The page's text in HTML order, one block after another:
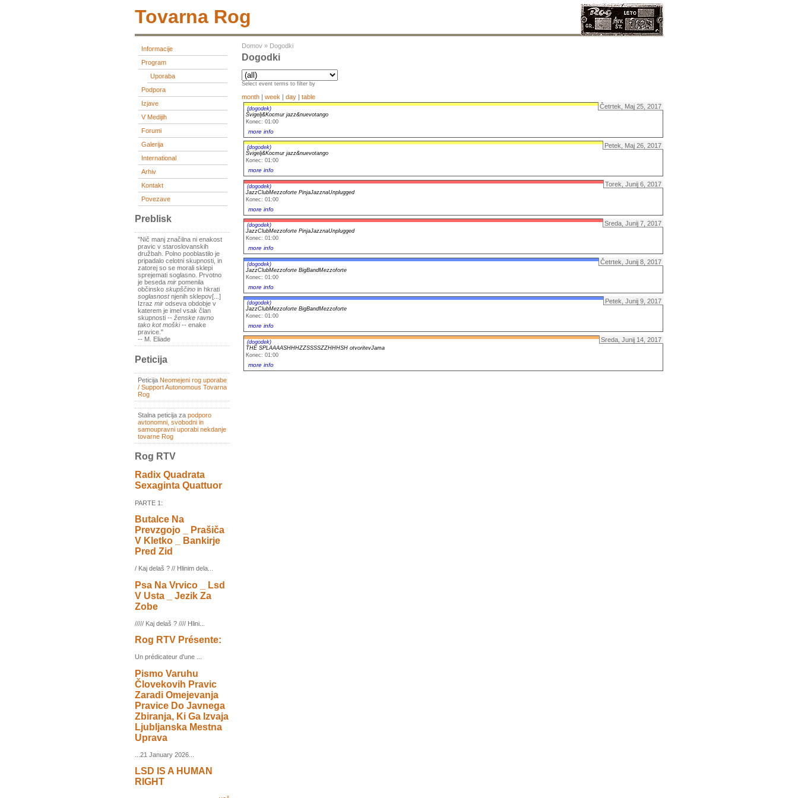
Tovarna Rog
Informacije
Program
Uporaba
Podpora
Izjave
V Medijih
Forumi
Galerija
International
Arhiv
Kontakt
Povezave
Preblisk
"Nič manj značilna ni enakost
pravic v staroslovanskih
družbah. Polno pooblastilo je
pripadalo celotni skupnosti, in
zatorej so se morali sklepi
sprejemati soglasno. Prvotno
je beseda mir pomenila
občinsko skupščino in hkrati
soglasnostnjenih sklepov[...]
Izraz mir odseva obdobje v
katerem je imel vsak član
skupnosti -- ženske ravno
tako kot moški-- enake
pravice."
-- M. Eliade
Peticija
Peticija Neomejeni rog uporabe
/ Support Autonomous Tovarna
Rog
Stalna peticija za podporo
avtonomni, svobodni in
samoupravni uporabi nekdanje
tovarne Rog
Rog RTV
Radix Quadrata
Sexaginta Quattuor
PARTE 1:
Butalce Na
Prevzgojo _ Prašiča
V Kletko _ Bankirje
Pred Zid
/ Kaj delaš ? // Hlinim dela...
Psa Na Vrvico _ Lsd
V Usta _ Jezik Za
Zobe
///// Kaj delaš ? //// Hlini...
Rog RTV Présente:
Un prédicateur d'une ...
Pismo Varuhu
Človekovih Pravic
Zaradi Omejevanja
Pravice Do Javnega
Zbiranja, Ki Ga Izvaja
Ljubljanska Mestna
Uprava
...21 January 2026...
LSD IS A HUMAN
RIGHT
Domov » Dogodki
Dogodki
Select event terms to filter by
month | week | day | table
Četrtek, Maj 25, 2017
(dogodek)
Švigelj&Kocmur jazz&nuevotango
Konec: 01:00
more info
Petek, Maj 26, 2017
(dogodek)
Švigelj&Kocmur jazz&nuevotango
Konec: 01:00
more info
Torek, Junij 6, 2017
(dogodek)
JazzClubMezzoforte PinjaJazznaUnplugged
Konec: 01:00
more info
Sreda, Junij 7, 2017
(dogodek)
JazzClubMezzoforte PinjaJazznaUnplugged
Konec: 01:00
more info
Četrtek, Junij 8, 2017
(dogodek)
JazzClubMezzoforte BigBandMezzoforte
Konec: 01:00
more info
Petek, Junij 9, 2017
(dogodek)
JazzClubMezzoforte BigBandMezzoforte
Konec: 01:00
more info
Sreda, Junij 14, 2017
(dogodek)
THE SPLAAAASHHHZZSSSSZZHHHSH otvoritevJama
Konec: 01:00
more info